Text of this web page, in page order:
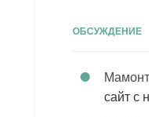
ОБСУЖДЕНИЕ
сайт с